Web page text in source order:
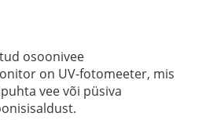
osoonivee
on UV-fotomeeter, mis
vee või püsiva